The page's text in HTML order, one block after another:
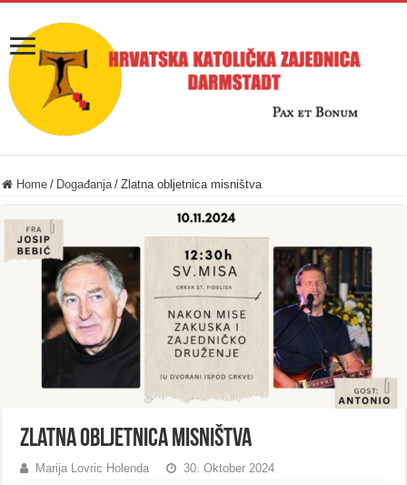
Home / Događanja / Zlatna obljetnica misništva
Zlatna obljetnica misništva
Marija Lovric Holenda 30. Oktober 2024